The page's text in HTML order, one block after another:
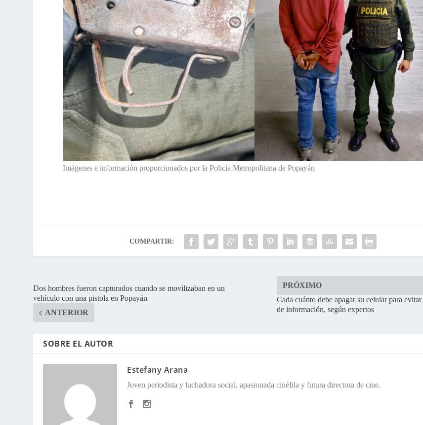
Imágenes e información proporcionados por la Policía Metropolitana de Popayán
COMPARTIR:
Dos hombres fueron capturados cuando se movilizaban en un
vehículo con una pistola en Popayán
ANTERIOR
PRÓXIMO
Cada cuánto debe apagar su celular para evitar
de información, según expertos
SOBRE EL AUTOR
Estefany Arana
Joven periodista y luchadora social, apasionada cinéfila y futura directora de cine.